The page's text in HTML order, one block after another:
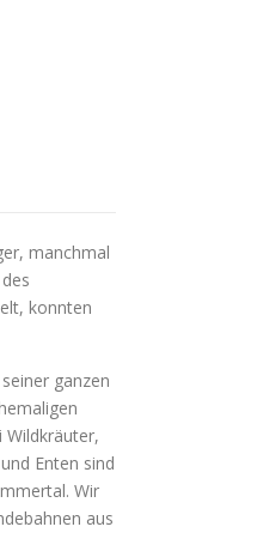
manchmal
konnten
ganzen
Wildkräuter,
Enten sind
Wir
aus